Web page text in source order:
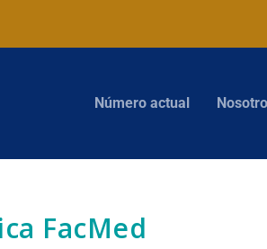
Número actual
FacMed